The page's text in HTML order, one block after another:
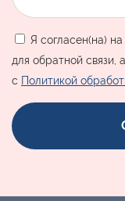
Я согласен(на)
для обратной связи,
с Политикой